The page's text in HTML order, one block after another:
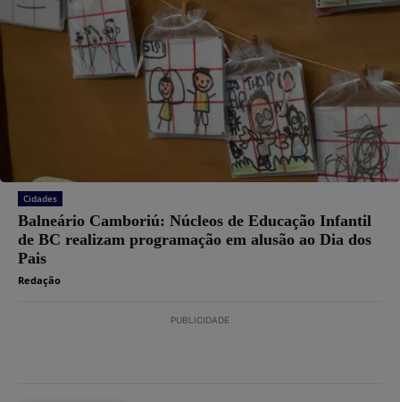
Cidades
Balneário Camboriú: Núcleos de Educação Infantil
de BC realizam programação em alusão ao Dia dos
Pais
Redação
PUBLICIDADE